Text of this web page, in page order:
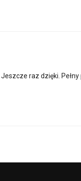
raz dzięki. Pełny